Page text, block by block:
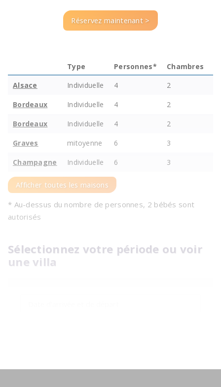
Réservez maintenant >
Type Personnes* Chambres
Alsace
Individuelle 4 2
Bordeaux Individuelle 4 2
Bordeaux Individuelle 4 2
Graves mitoyenne 6 3
Champagne Individuelle 6 3
Afficher toutes les maisons
* Au-dessus du nombre de personnes, 2 bébés sont
autorisés
Sélectionnez votre période ou voir
une villa